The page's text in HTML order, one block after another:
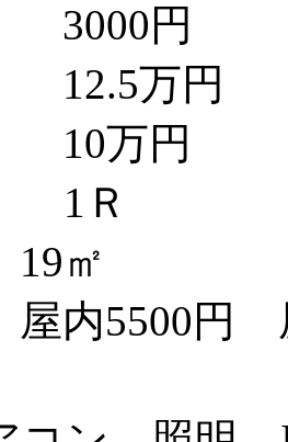
円
万円
万円
1Ｒ
㎡
内5500円